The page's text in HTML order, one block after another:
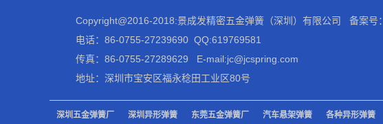
Copyright@2016-2018:景成发精密五金弹簧（深圳）有限公司 备案号：
电话：86-0755-27239690 QQ:619769581
传真：86-0755-27289629 E-mail:jc@jcspring.com
地址：深圳市宝安区福永稔田工业区80号
深圳五金弹簧厂 深圳异形弹簧 东莞五金弹簧厂 汽车悬架弹簧 各种异形弹簧